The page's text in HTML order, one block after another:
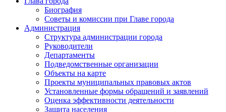
Биография
Советы и комиссии при Главе города
Администрация
Структура администрации города
Руководители
Департаменты
Подведомственные организации
Объекты на карте
Проекты муниципальных правовых актов
Установленные формы обращений и заявлений
Оценка эффективности деятельности
Защита населения